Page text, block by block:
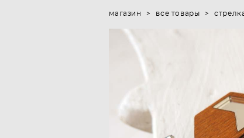
магазин > все товары >